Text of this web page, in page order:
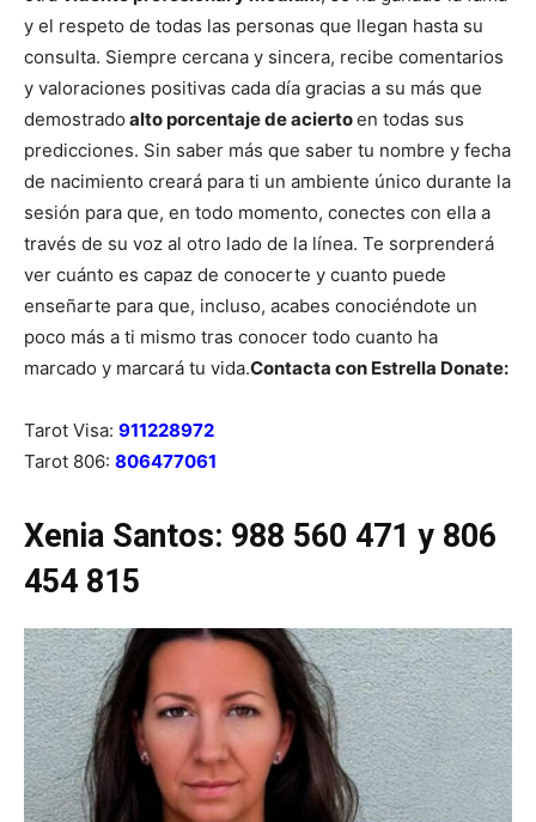
y el respeto de todas las personas que llegan hasta su
consulta. Siempre cercana y sincera, recibe comentarios
y valoraciones positivas cada día gracias a su más que
demostrado alto porcentaje de aciertoen todas sus
predicciones. Sin saber más que saber tu nombre y fecha
de nacimiento creará para ti un ambiente único durante la
sesión para que, en todo momento, conectes con ella a
través de su voz al otro lado de la línea. Te sorprenderá
ver cuánto es capaz de conocerte y cuanto puede
enseñarte para que, incluso, acabes conociéndote un
poco más a ti mismo tras conocer todo cuanto ha
marcado y marcará tu vida.Contacta con Estrella Donate:
Tarot Visa: 911228972
Tarot 806: 806477061
Xenia Santos: 988 560 471 y 806
454 815